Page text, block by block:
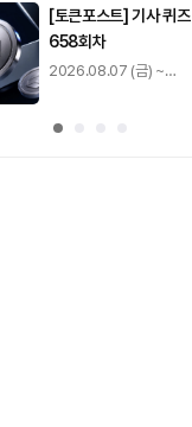
[토큰포스트] 기사 퀴즈
658회차
2026.08.07 (금) ~